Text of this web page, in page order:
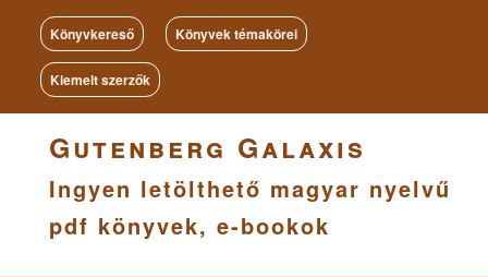
Könyvkereső Könyvek témakörei
Kiemelt szerzők
Gutenberg Galaxis
Ingyen letölthető magyar nyelvű
pdf könyvek, e-bookok